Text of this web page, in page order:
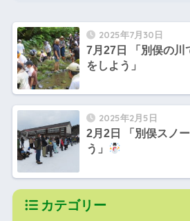
2025年7月30日
7月27日 「別俣の川
をしよう」
2025年2月5日
2月2日 「別俣スノ
う」
カテゴリー